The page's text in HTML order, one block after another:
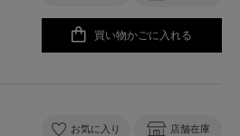
買い物かごに入れる
お気に入り 店舗在庫